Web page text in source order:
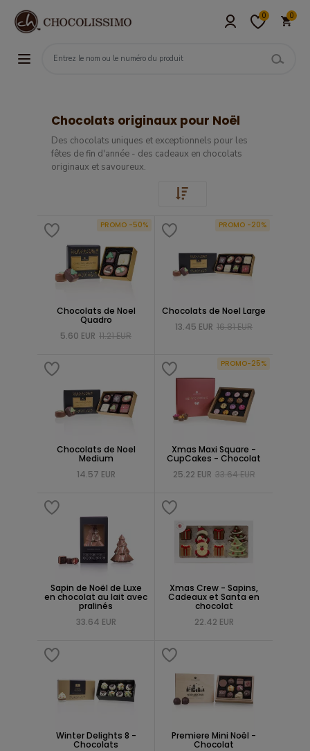
0 0
Chocolats originaux pour Noël
Des chocolats uniques et exceptionnels pour les
fêtes de fin d'année - des cadeaux en chocolats
originaux et savoureux.
PROMO -50%
Chocolats de Noel
Quadro
5.60 EUR 11.21 EUR
PROMO -20%
Chocolats de Noel Large
13.45 EUR 16.81 EUR
Chocolats de Noel
Medium
14.57 EUR
PROMO-25%
Xmas Maxi Square -
CupCakes - Chocolat
25.22 EUR 33.64 EUR
Sapin de Noël de Luxe
en chocolat au lait avec
pralinés
33.64 EUR
Xmas Crew - Sapins,
Cadeaux et Santa en
chocolat
22.42 EUR
Winter Delights 8 -
Chocolats
Premiere Mini Noël -
Chocolat